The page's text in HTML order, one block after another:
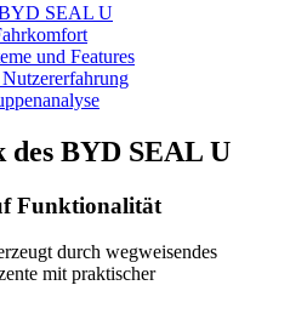
BYD SEAL U
und Features
des BYD SEAL U
Funktionalität
durch wegweisendes
mit praktischer